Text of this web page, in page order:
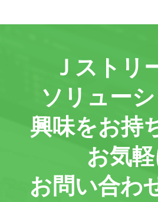
Ｊストリ
ソリュー
興味をお持
お気
お問い合わ